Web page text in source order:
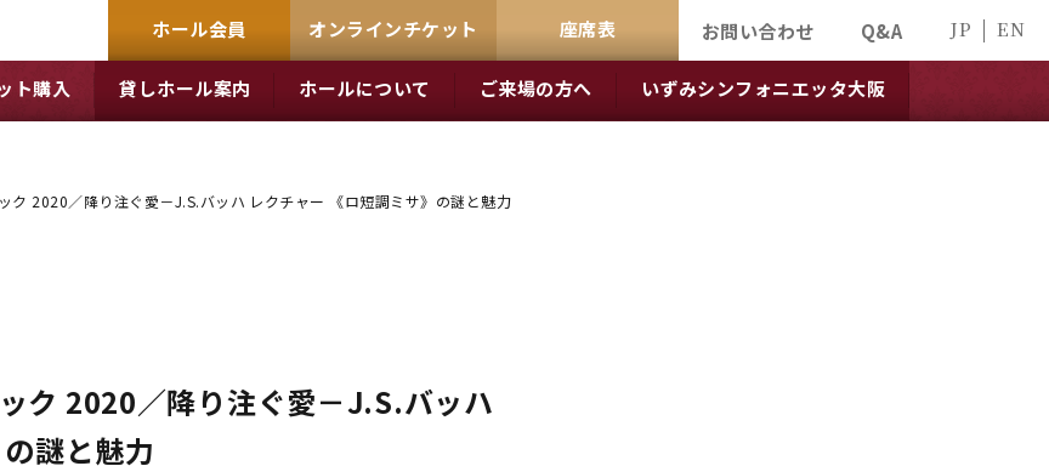
ホール会員 オンラインチケット 座席表 お問い合わせ Q&A JP EN
ト購入 貸しホール案内 ホールについて ご来場の方へ いずみシンフォニエッタ大阪
ク 2020／降り注ぐ愛－J.S.バッハ レクチャー 《ロ短調ミサ》の謎と魅力
ク 2020／降り注ぐ愛－J.S.バッハ
謎と魅力